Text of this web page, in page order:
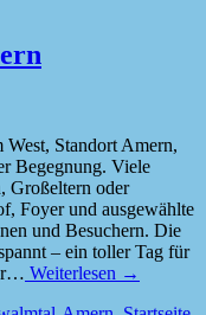
Standort Amern,
Begegnung. Viele
Großeltern oder
Foyer und ausgewählte
und Besuchern. Die
– ein toller Tag für
Weiterlesen →